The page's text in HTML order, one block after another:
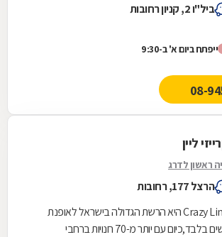
ביל"ו 2, קניון רחובות
ייפתח ביום א' ב-9:30
ליין
ראשון לדרג
הרצל 177, רחובות
Crazy Line היא הרשת הגדולה בישראל לאופנת
נשים בלבד,כיום עם יותר מ-70 חנויות ברחבי